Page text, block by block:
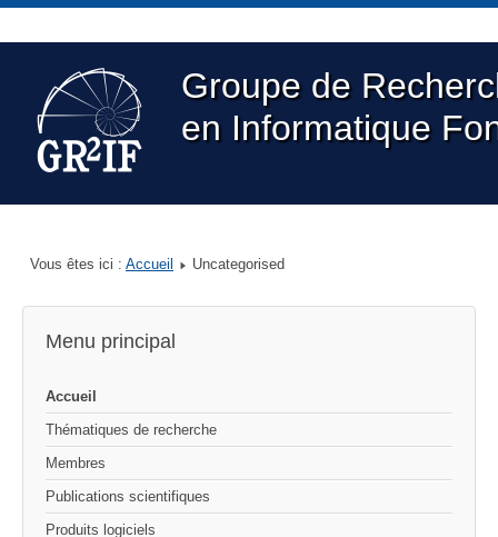
Groupe de
en Informatique
Vous êtes ici : Accueil Uncategorised
Menu principal
Accueil
Thématiques de recherche
Membres
Publications scientifiques
Produits logiciels